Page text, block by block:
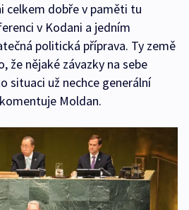
celkem dobře v paměti tu
v Kodani a jedním
politická příprava. Ty země
že nějaké závazky na sebe
situaci už nechce generální
Moldan.